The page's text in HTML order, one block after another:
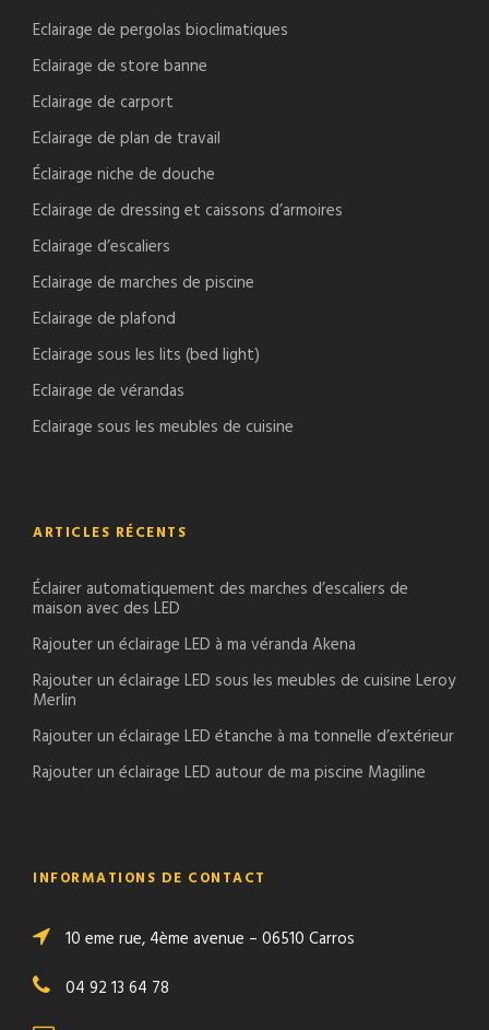
Eclairage de pergolas bioclimatiques
Eclairage de store banne
Eclairage de carport
Eclairage de plan de travail
Éclairage niche de douche
Eclairage de dressing et caissons d’armoires
Eclairage d’escaliers
Eclairage de marches de piscine
Eclairage de plafond
Eclairage sous les lits (bed light)
Eclairage de vérandas
Eclairage sous les meubles de cuisine
ARTICLES RÉCENTS
Éclairer automatiquement des marches d’escaliers de
maison avec des LED
Rajouter un éclairage LED à ma véranda Akena
Rajouter un éclairage LED sous les meubles de cuisine Leroy
Merlin
Rajouter un éclairage LED étanche à ma tonnelle d’extérieur
Rajouter un éclairage LED autour de ma piscine Magiline
INFORMATIONS DE CONTACT
10 eme rue, 4ème avenue – 06510 Carros
04 92 13 64 78